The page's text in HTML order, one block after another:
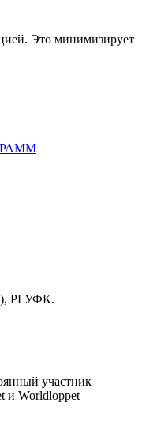
Это минимизирует
РГУФК.
участник
и Worldloppet